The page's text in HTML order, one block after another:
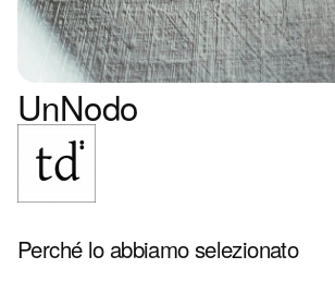
UnNodo
Perché lo abbiamo selezionato